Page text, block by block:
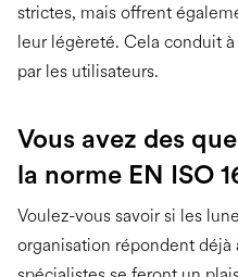
strictes, mais offrent
leur légèreté. Cela conduit
par les utilisateurs.
Vous avez des
la norme EN ISO
Voulez-vous savoir si les
organisation répondent